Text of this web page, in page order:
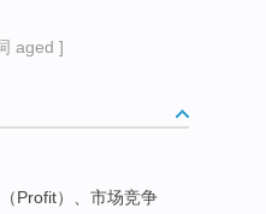
aged ]
Profit）、市场竞争